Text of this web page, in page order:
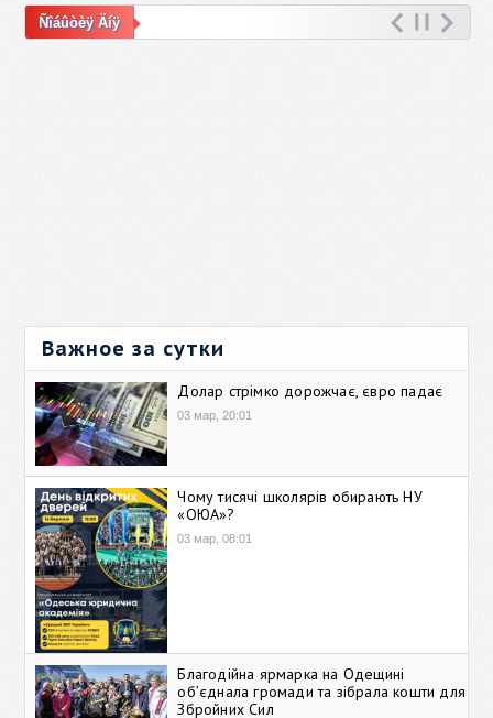
Ñîáûòèÿ Äíÿ
Важное за сутки
Долар стрімко дорожчає, євро падає
03 мар, 20:01
Чому тисячі школярів обирають НУ
«ОЮА»?
03 мар, 08:01
Благодійна ярмарка на Одещині
об’єднала громади та зібрала кошти для
Збройних Сил